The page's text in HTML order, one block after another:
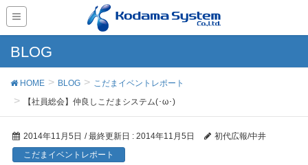
BLOG
HOME BLOG
こだまイベントレポート
【社員総会】仲良しこだまシステム(･ω･)
2014年11月5日 / 最終更新日 : 2014年11月5日
初代広報/中井
こだまイベントレポート